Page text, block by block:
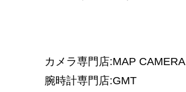
カメラ専門店:MAP CAMERA
腕時計専門店:GMT